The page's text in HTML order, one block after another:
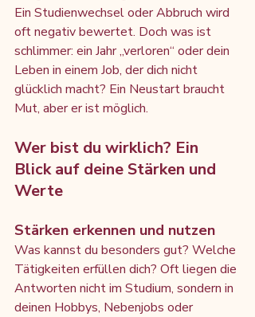
Ein Studienwechsel oder Abbruch wird
oft negativ bewertet. Doch was ist
schlimmer: ein Jahr „verloren“ oder dein
Leben in einem Job, der dich nicht
glücklich macht? Ein Neustart braucht
Mut, aber er ist möglich.
Wer bist du wirklich? Ein
Blick auf deine Stärken und
Werte
Stärken erkennen und nutzen
Was kannst du besonders gut? Welche
Tätigkeiten erfüllen dich? Oft liegen die
Antworten nicht im Studium, sondern in
deinen Hobbys, Nebenjobs oder